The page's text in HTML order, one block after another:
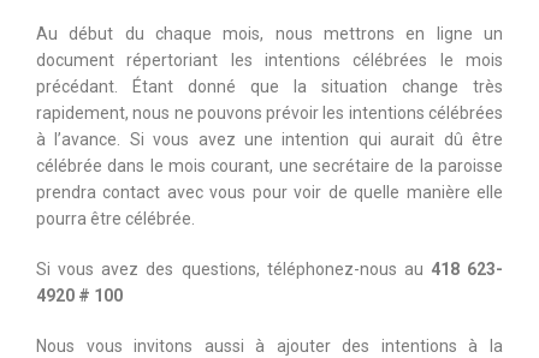
Au début du chaque mois, nous mettrons en ligne un
document répertoriant les intentions célébrées le mois
précédant. Étant donné que la situation change très
rapidement, nous ne pouvons prévoir les intentions célébrées
à l’avance. Si vous avez une intention qui aurait dû être
célébrée dans le mois courant, une secrétaire de la paroisse
prendra contact avec vous pour voir de quelle manière elle
pourra être célébrée.
Si vous avez des questions, téléphonez-nous au 418 623-
4920 # 100
Nous vous invitons aussi à ajouter des intentions à la